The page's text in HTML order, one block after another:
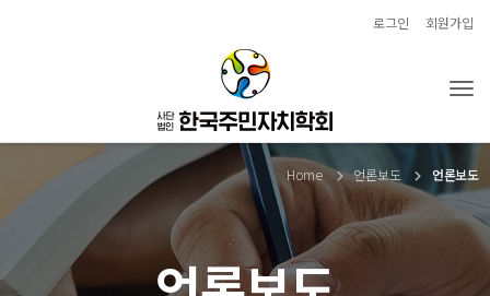
로그인 회원가입
Home 언론보도 언론보도